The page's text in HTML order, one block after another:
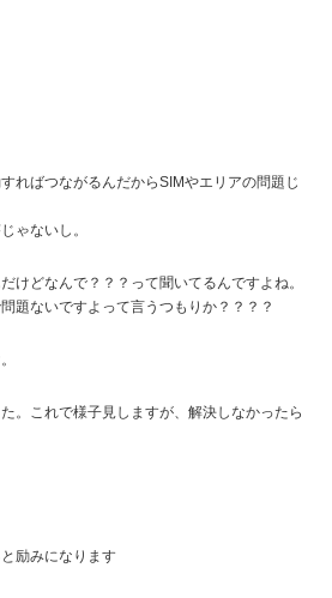
ればつながるんだからSIMやエリアの問題じ
ゃないし。
けどなんで？？？って聞いてるんですよね。
題ないですよって言うつもりか？？？？
。これで様子見しますが、解決しなかったら
励みになります